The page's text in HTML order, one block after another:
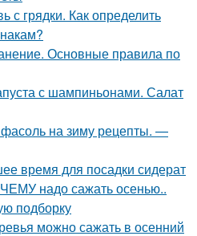
с грядки. Как определить
Основные правила по
с шампиньонами. Салат
на зиму рецепты. —
время для посадки сидерат
надо сажать осенью..
подборку
можно сажать в осенний